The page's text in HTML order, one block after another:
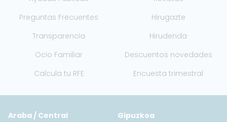
Preguntas Frecuentes
Hirugazte
Transparencia
Hirudenda
Ocio Familiar
Descuentos novedades
Calcula tu RFE
Encuesta trimestral
Araba / Central
Gipuzkoa